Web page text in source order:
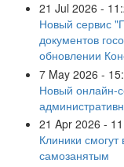
21 Jul 2026 -
Новый сервис
документов
обновлении
7 May 2026 -
Новый онлайн-
21 Apr 2026 -
Клиники
самозанятым